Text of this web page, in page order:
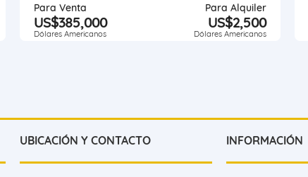
Para Venta
US$385,000
Dólares Americanos
Para Alquiler
US$2,500
Dólares Americanos
UBICACIÓN Y CONTACTO INFORMACIÓN